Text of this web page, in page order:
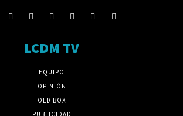
LCDM TV
EQUIPO
OPINIÓN
OLD BOX
PUBLICIDAD